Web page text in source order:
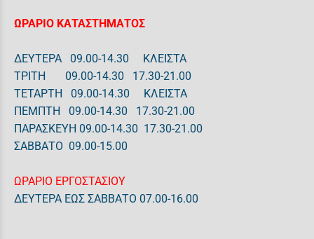
ΩΡΑΡΙΟ ΚΑΤΑΣΤΗΜΑΤΟΣ
ΔΕΥΤΕΡΑ 09.00-14.30 ΚΛΕΙΣΤΑ
ΤΡΙΤΗ 09.00-14.30 17.30-21.00
ΤΕΤΑΡΤΗ 09.00-14.30 ΚΛΕΙΣΤΑ
ΠΕΜΠΤΗ 09.00-14.30 17.30-21.00
ΠΑΡΑΣΚΕΥΗ 09.00-14.30 17.30-21.00
ΣΑΒΒΑΤΟ 09.00-15.00
ΩΡΑΡΙΟ ΕΡΓΟΣΤΑΣΙΟΥ
ΔΕΥΤΕΡΑ ΕΩΣ ΣΑΒΒΑΤΟ 07.00-16.00